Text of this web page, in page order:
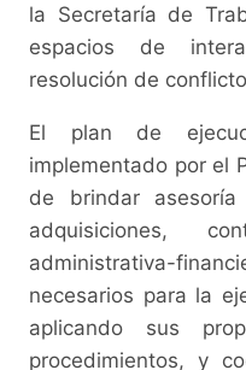
la Secretaría de
espacios de
resolución de
El plan de
implementado por el
de brindar
adquisiciones,
administrativa-
necesarios para la
aplicando sus
procedimientos, y